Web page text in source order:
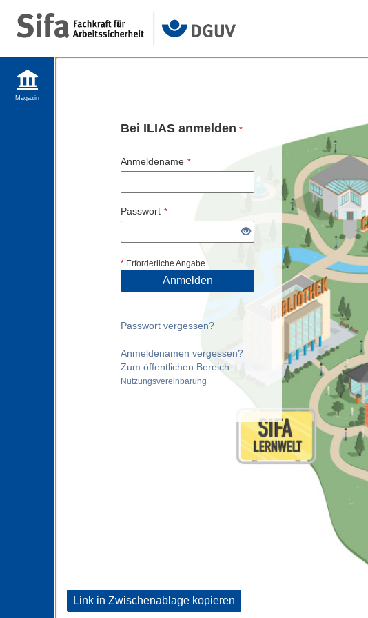
Magazin
Bei ILIAS anmelden *
Anmeldename *
Passwort *
* Erforderliche Angabe
Anmelden
Passwort vergessen?
Anmeldenamen vergessen?
Zum öffentlichen Bereich
Nutzungsvereinbarung
Link in Zwischenablage kopieren